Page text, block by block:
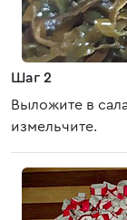
Шаг 2
Выложите в
измельчите.